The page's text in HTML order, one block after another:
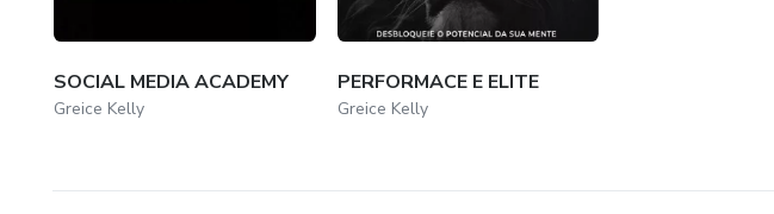
SOCIAL MEDIA ACADEMY
Greice Kelly
PERFORMACE E ELITE
Greice Kelly